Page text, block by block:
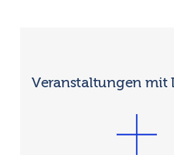
Veranstaltungen mit